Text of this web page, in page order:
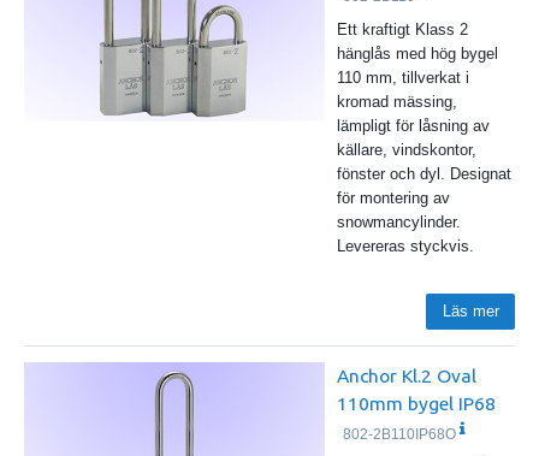
Ett kraftigt Klass 2
hänglås med hög bygel
110 mm, tillverkat i
kromad mässing,
lämpligt för låsning av
källare, vindskontor,
fönster och dyl. Designat
för montering av
snowmancylinder.
Levereras styckvis.
Läs mer
Anchor Kl.2 Oval
110mm bygel IP68
802-2B110IP68O